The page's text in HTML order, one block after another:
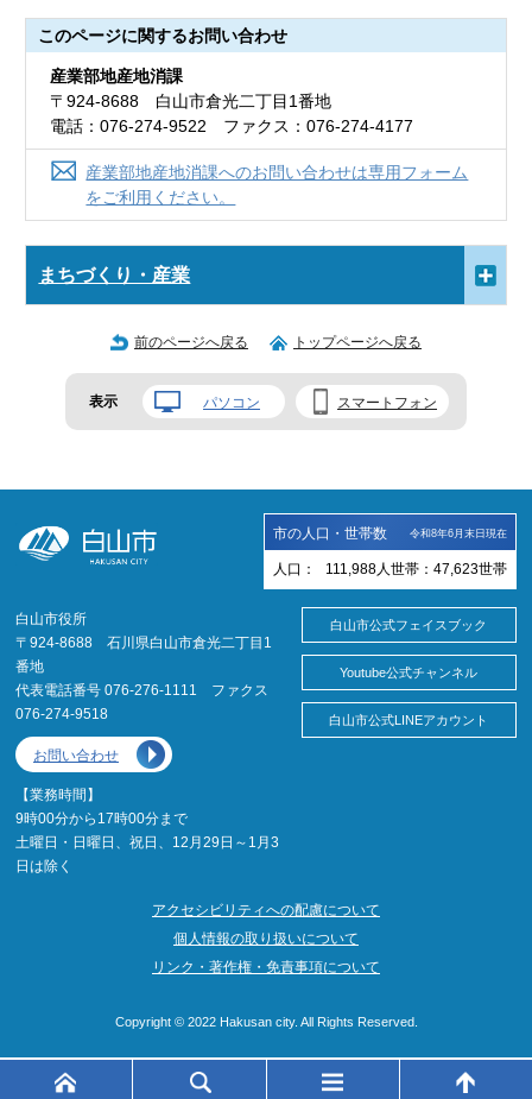
このページに関するお問い合わせ
産業部地産地消課
〒924-8688 白山市倉光二丁目1番地
電話：076-274-9522 ファクス：076-274-4177
産業部地産地消課へのお問い合わせは専用フォーム
をご利用ください。
まちづくり・産業
前のページへ戻る トップページへ戻る
表示 パソコン スマートフォン
市の人口・世帯数 令和8年6月末日現在
人口： 111,988 人 世帯： 47,623世帯
白山市役所
〒924-8688 石川県白山市倉光二丁目1
番地
代表電話番号 076-276-1111 ファクス
076-274-9518
お問い合わせ
【業務時間】
9時00分から17時00分まで
土曜日・日曜日、祝日、12月29日～1月3
日は除く
白山市公式フェイスブック
Youtube公式チャンネル
白山市公式LINEアカウント
アクセシビリティへの配慮について
個人情報の取り扱いについて
リンク・著作権・免責事項について
Copyright © 2022 Hakusan city. All Rights Reserved.